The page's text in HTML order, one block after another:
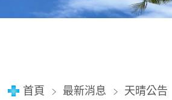
首頁 最新消息 天晴公告